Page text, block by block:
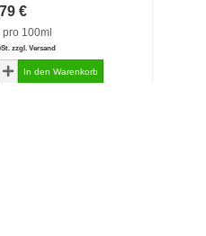
€
100ml
zzgl. Versand